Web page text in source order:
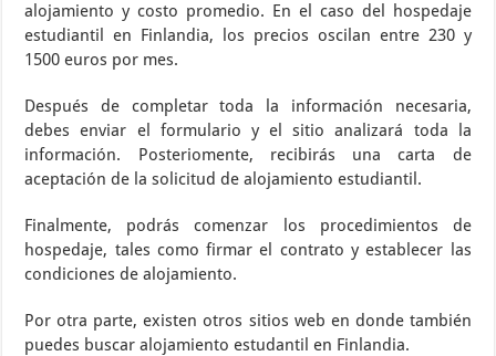
alojamiento y costo promedio. En el caso del hospedaje
estudiantil en Finlandia, los precios oscilan entre 230 y
1500 euros por mes.
Después de completar toda la información necesaria,
debes enviar el formulario y el sitio analizará toda la
información. Posteriomente, recibirás una carta de
aceptación de la solicitud de alojamiento estudiantil.
Finalmente, podrás comenzar los procedimientos de
hospedaje, tales como firmar el contrato y establecer las
condiciones de alojamiento.
Por otra parte, existen otros sitios web en donde también
puedes buscar alojamiento estudantil en Finlandia.